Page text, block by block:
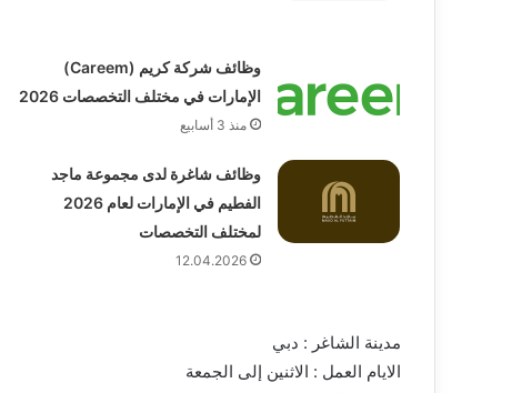
وظائف شركة كريم (Careem)
الإمارات في مختلف التخصصات 2026
منذ 3 أسابيع
وظائف شاغرة لدى مجموعة ماجد
الفطيم في الإمارات لعام 2026
لمختلف التخصصات
12.04.2026
مدينة الشاغر : دبي
الايام العمل : الاثنين إلى الجمعة